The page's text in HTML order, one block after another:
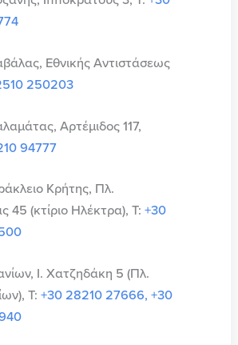
Εθνικής Αντιστάσεως
250203
Αρτέμιδος 117,
94777
Κρήτης, Πλ.
45 (κτίριο Ηλέκτρα), T: +30
Ι. Χατζηδάκη 5 (Πλ.
Τ: +30 28210 27666, +30